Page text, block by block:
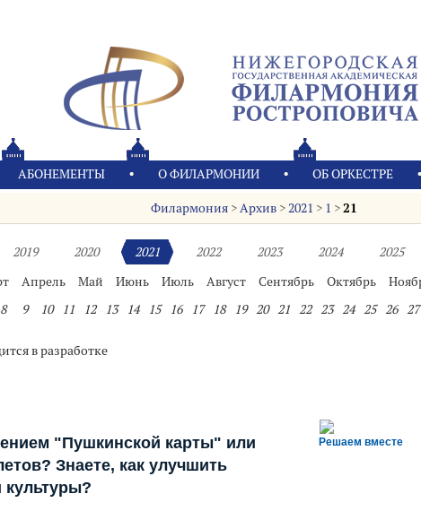
АБОНЕМЕНТЫ О ФИЛАРМОНИИ OБ ОРКЕСТРЕ
Филармония >Архив >2021 > 1 >21
2019 2020 2021 2022 2023 2024 2025
Апрель Май Июнь Июль Август Сентябрь Октябрь
8 9 10 11 12 13 14 15 16 17 18 19 20 21 22 23 24 25 26 27
в разработке
Решаем вместе
"Пушкинской карты" или
Знаете, как улучшить
культуры?